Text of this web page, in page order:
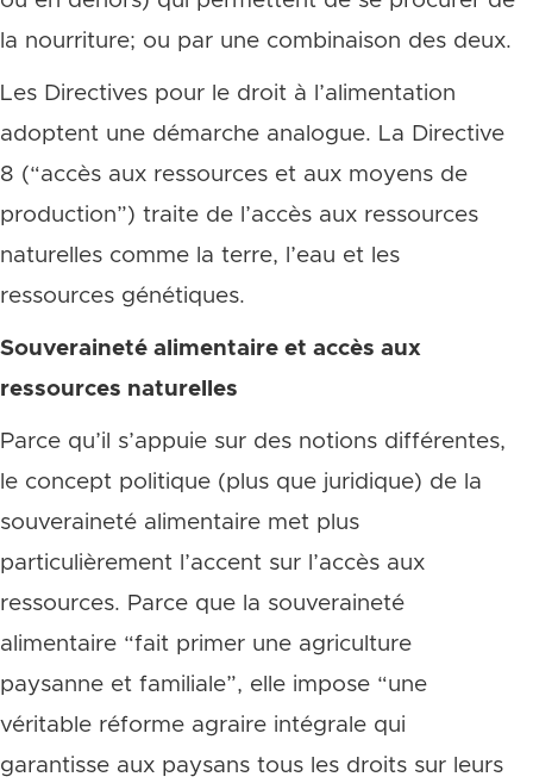
la nourriture; ou par une combinaison des deux.
Les Directives pour le droit à l’alimentation
adoptent une démarche analogue. La Directive
8 (“accès aux ressources et aux moyens de
production”) traite de l’accès aux ressources
naturelles comme la terre, l’eau et les
ressources génétiques.
Souveraineté alimentaire et accès aux
ressources naturelles
Parce qu’il s’appuie sur des notions différentes,
le concept politique (plus que juridique) de la
souveraineté alimentaire met plus
particulièrement l’accent sur l’accès aux
ressources. Parce que la souveraineté
alimentaire “fait primer une agriculture
paysanne et familiale”, elle impose “une
véritable réforme agraire intégrale qui
garantisse aux paysans tous les droits sur leurs